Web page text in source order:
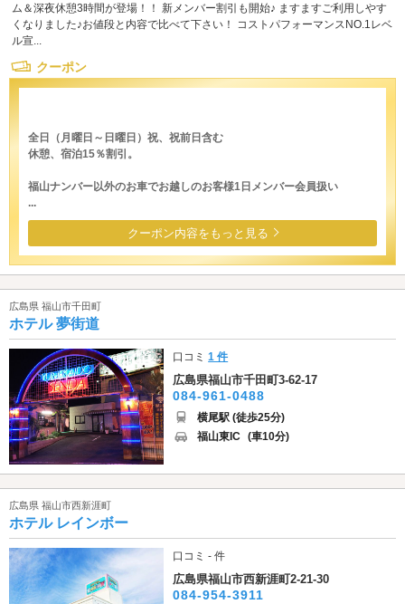
ム＆深夜休憩3時間が登場！！ 新メンバー割引も開始♪ ますますご利用しやす
くなりました♪お値段と内容で比べて下さい！ コストパフォーマンスNO.1レベ
ル宣...
クーポン
全日（月曜日～日曜日）祝、祝前日含む
休憩、宿泊15％割引。
福山ナンバー以外のお車でお越しのお客様1日メンバー会員扱い
...
クーポン内容をもっと見る
広島県 福山市千田町
ホテル 夢街道
口コミ1 件
広島県福山市千田町3-62-17
084-961-0488
横尾駅 (徒歩25分)
福山東IC (車10分)
広島県 福山市西新涯町
ホテル レインボー
口コミ - 件
広島県福山市西新涯町2-21-30
084-954-3911